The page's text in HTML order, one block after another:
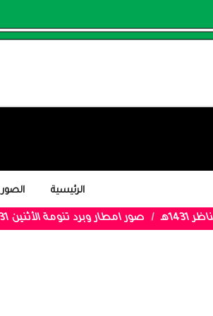
الرئيسية الصور
1431هـ صور امطار وبرد تنومة الأثنين 20/4/1431 (تصوير بن حارالله)